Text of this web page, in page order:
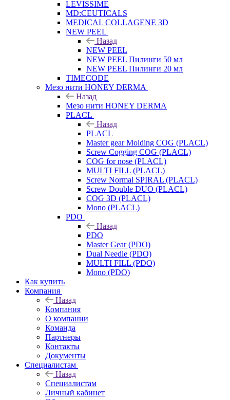
LEVISSIME
MD:CEUTICALS
MEDICAL COLLAGENE 3D
NEW PEEL
Назад
NEW PEEL
NEW PEEL Пилинги 50 мл
NEW PEEL Пилинги 20 мл
TIMECODE
Мезо нити HONEY DERMA
Назад
Мезо нити HONEY DERMA
PLACL
Назад
PLACL
Master gear Molding COG (PLACL)
Screw Cogging COG (PLACL)
COG for nose (PLACL)
MULTI FILL (PLACL)
Screw Normal SPIRAL (PLACL)
Screw Double DUO (PLACL)
COG 3D (PLACL)
Mono (PLACL)
PDO
Назад
PDO
Master Gear (PDO)
Dual Needle (PDO)
MULTI FILL (PDO)
Mono (PDO)
Как купить
Компания
Назад
Компания
О компании
Команда
Партнеры
Контакты
Документы
Специалистам
Назад
Специалистам
Личный кабинет